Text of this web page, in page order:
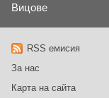
Вицове
RSS емисия
За нас
Карта на сайта